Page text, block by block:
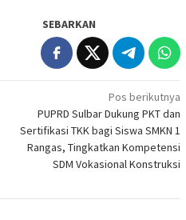
SEBARKAN
Pos berikutnya
PUPRD Sulbar Dukung PKT dan
Sertifikasi TKK bagi Siswa SMKN 1
Rangas, Tingkatkan Kompetensi
SDM Vokasional Konstruksi